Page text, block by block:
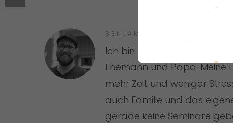
BENJAMIN FLOER
Ich bin Podcaster,
Ehemann und Papa. Meine
mehr Zeit und weniger
auch Familie und das
gerade keine Seminare